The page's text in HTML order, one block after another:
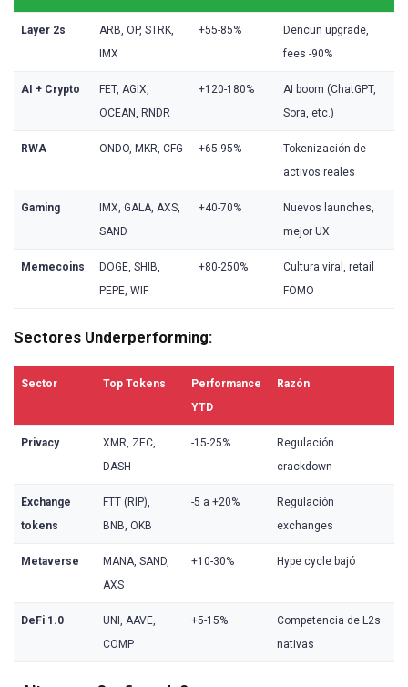
Layer 2s
ARB, OP, STRK,
IMX
+55-85%
Dencun upgrade,
fees -90%
AI + Crypto
FET, AGIX,
OCEAN, RNDR
+120-180%
AI boom (ChatGPT,
Sora, etc.)
RWA ONDO, MKR, CFG +65-95%
Tokenización de
activos reales
Gaming
IMX, GALA, AXS,
SAND
+40-70%
Nuevos launches,
mejor UX
Memecoins
DOGE, SHIB,
PEPE, WIF
+80-250%
Cultura viral, retail
FOMO
Sectores Underperforming:
Sector Top Tokens
Performance
YTD
Razón
Privacy
XMR, ZEC,
DASH
-15-25%
Regulación
crackdown
Exchange
tokens
FTT (RIP),
BNB, OKB
-5 a +20%
Regulación
exchanges
Metaverse
MANA, SAND,
AXS
+10-30% Hype cycle bajó
DeFi 1.0
UNI, AAVE,
COMP
+5-15%
Competencia de L2s
nativas